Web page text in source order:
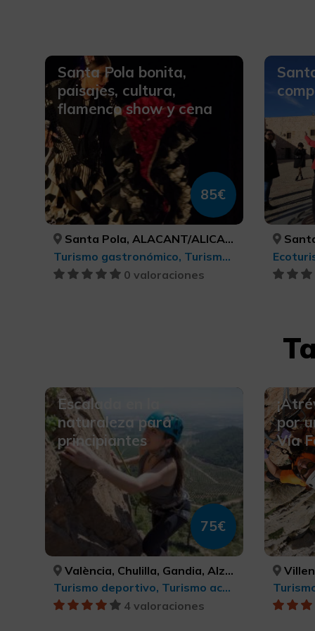
Santa Pola bonita,
paisajes, cultura,
flamenco show y cena
85€
Santa Pola, ALACANT/ALICANTE
Turismo gastronómico, Turismo musical, Ecoturismo, Red de centros Arte Contemporáneo, Turismo de ocio y diversión, Turismo cultural, Turismo rural y natural
0 valoraciones
Santa
Escalada en la
naturaleza para
principiantes
75€
València, Chulilla, Gandia, Alzira, Jérica, Montesa, Montanejos, Xàtiva, VALÈNCIA, VALÈNCIA, VALÈNCIA, VALÈNCIA, CASTELLÓ/CASTELLÓN, VALÈNCIA, CASTELLÓ/CASTELLÓN, VALÈNCIA
Turismo deportivo, Turismo activo-aventura
4 valoraciones
por
Vía